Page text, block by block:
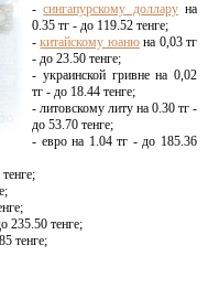
-сингапурскому долларуна
0.35 тг - до 119.52 тенге;
-китайскому юанюна 0,03 тг
- до 23.50 тенге;
- украинской гривне на 0,02
тг - до 18.44 тенге;
- литовскому литу на 0.30 тг -
до 53.70 тенге;
- евро на 1.04 тг - до 185.36
235.50 тенге;
тенге;